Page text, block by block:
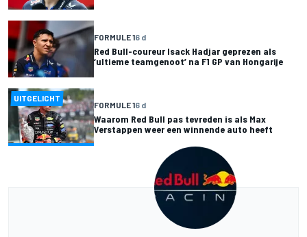
FORMULE 16 d
Red Bull-coureur Isack Hadjar geprezen als
‘ultieme teamgenoot’ na F1 GP van Hongarije
UITGELICHT
FORMULE 16 d
Waarom Red Bull pas tevreden is als Max
Verstappen weer een winnende auto heeft